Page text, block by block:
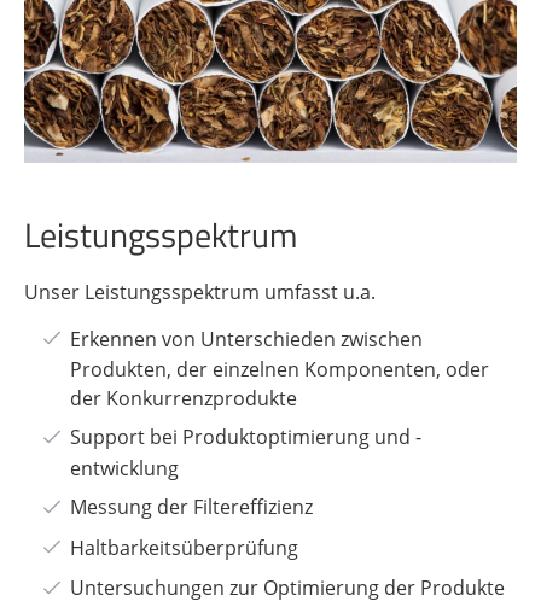
Leistungsspektrum
Unser Leistungsspektrum umfasst u.a.
Erkennen von Unterschieden zwischen
Produkten, der einzelnen Komponenten, oder
der Konkurrenzprodukte
Support bei Produktoptimierung und -
entwicklung
Messung der Filtereffizienz
Haltbarkeitsüberprüfung
Untersuchungen zur Optimierung der Produkte